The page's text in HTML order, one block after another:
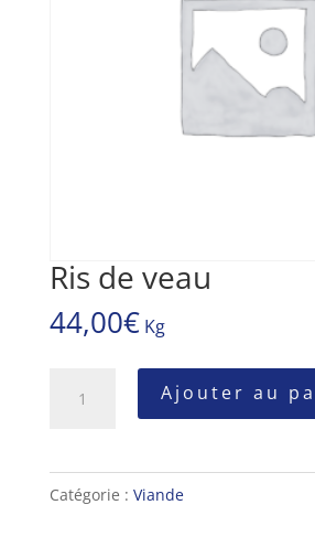
Ris de veau
44,00€ Kg
de
veau
Ajouter au
Catégorie : Viande